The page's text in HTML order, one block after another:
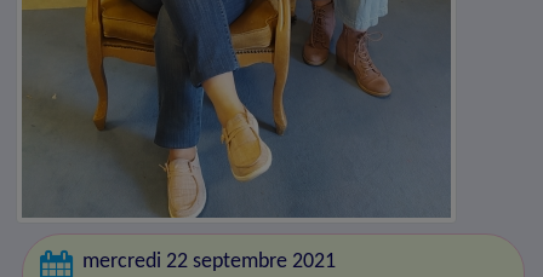
mercredi 22 septembre 2021